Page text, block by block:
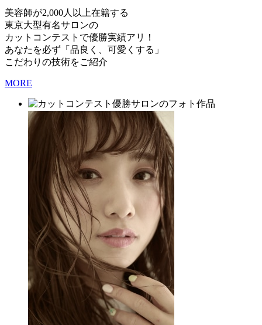
美容師が2,000人以上在籍する
東京大型有名サロンの
カットコンテストで優勝実績アリ！
あなたを必ず「品良く、可愛くする」
こだわりの技術をご紹介
MORE